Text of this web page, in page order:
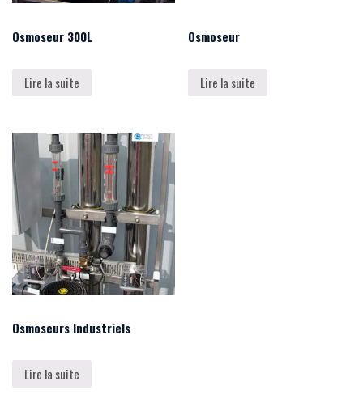
Osmoseur 300L
Lire la suite
Osmoseur
Lire la suite
Osmoseurs Industriels
Lire la suite